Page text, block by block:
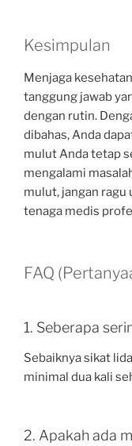
Kesimpulan
Menjaga
tanggung jawab
dengan rutin.
dibahas, Anda
mulut Anda tetap
mengalami
mulut, jangan
tenaga medis
FAQ
1. Seberapa
Sebaiknya sikat
minimal dua kali
2. Apakah ada